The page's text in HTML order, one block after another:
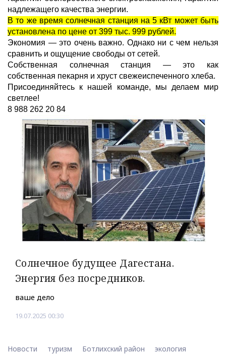
надлежащего качества энергии.
В то же время солнечная станция на 5 кВт может быть
установлена по цене от 399 тыс. 999 рублей.
Экономия — это очень важно. Однако ни с чем нельзя
сравнить и ощущение свободы от сетей.
Собственная солнечная станция — это как
собственная пекарня и хруст свежеиспеченного хлеба.
Присоединяйтесь к нашей команде, мы делаем мир
светлее!
8 988 262 20 84
Солнечное будущее Дагестана.
Энергия без посредников.
ваше дело
19.07.2025 00:30
Новости туризм Ботлихский район экология